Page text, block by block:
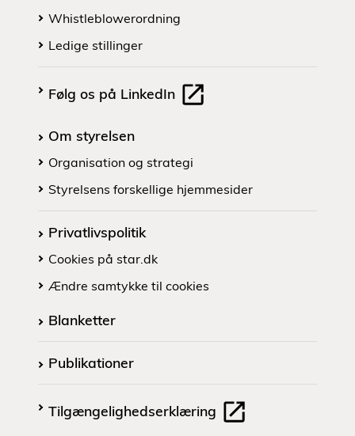
Whistleblowerordning
Ledige stillinger
Følg os på LinkedIn
Om styrelsen
Organisation og strategi
Styrelsens forskellige hjemmesider
Privatlivspolitik
Cookies på star.dk
Ændre samtykke til cookies
Blanketter
Publikationer
Tilgængelighedserklæring